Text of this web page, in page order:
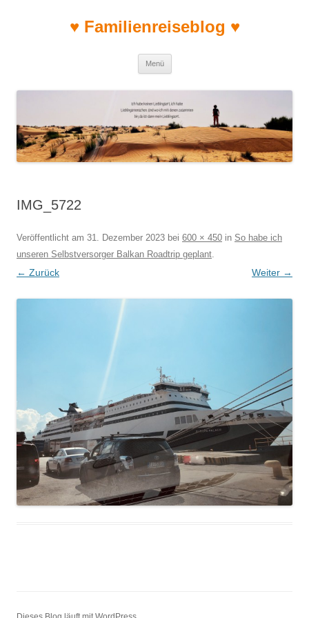
♥ Familienreiseblog ♥
Menü
IMG_5722
Veröffentlicht am 31. Dezember 2023 bei 600 × 450 in So habe ich
unseren Selbstversorger Balkan Roadtrip geplant.
← Zurück Weiter →